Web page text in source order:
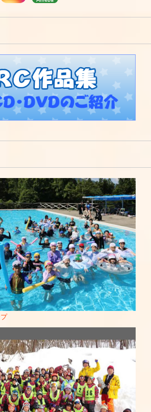
シュ工事」(2008年)
体・ぎふ清流大会 応援スーパーリーダ
演
ル(90秒CM)
けて詐欺根絶キャラバン隊2014～ひろみ
マってないぞ！詐欺予防エクササイズ
トルールTOKYOキャンペーン」主催
そう」の応援団
ぐり財団主催「ひろみちお兄さんの元祖
アンバサダー2019
ョン大会in岐阜 応援大使
阜2020応援大使
対象・指導者研修会
て支援センター講演会
会
会
演
操教室
リーナ親子体操・指導者研修会
演
ールで子どもを守ろう」
ップ祭り」出演
ルぐるぐる体操」イベント4月3～4日
スポーツ公園イベント出演
できれいに
がやってくる!10月のEテレ紹介
よ
演 2020年2月19日Link
っしょ」土曜日の親子コーナー「あ・
指導
しょ」うたのリクエスト 春スペシャル
送
出演 2024年12月Link
2025年3月4日 Link
」出演 2025年3月18日
」出演 2025年7月8日
演 2025年9月8日Link
康体操紹介Link
局 】
ュ便 さらさらサラダ
】
ッきりテレビ -ゲストコメンテーター
・究の担任役(俳優デビュー)
ス？～オールスター社交ダンス選手権
子体操Link
ベスト３」
ルプ」2月号
研究所「心も体も健やかに」
vol.111「2021winter」
Link
月9日号Link
」823 7月8日号に出演Link
年9月号「私のらくらく健康法」Link
んなともだち 9月号」
～P91)」 2023年6月1日号
観戦記」 2023年8月14日号
版「わかさ」1月号インタビュー記事Lin
2024 2024年4月1日発行
ャー6月号
たメディア」